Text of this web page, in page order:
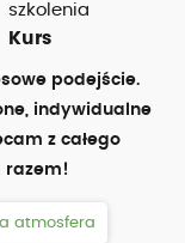
szkolenia
Kurs
podejście.
indywidualne
z całego
razem!
atmosfera